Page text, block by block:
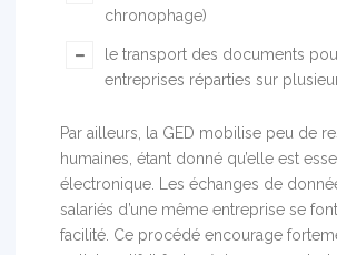
chronophage)
le transport des documents
entreprises réparties sur
Par ailleurs, la GED mobilise peu de
humaines, étant donné qu’elle est
électronique. Les échanges de
salariés d’une même entreprise se
facilité. Ce procédé encourage